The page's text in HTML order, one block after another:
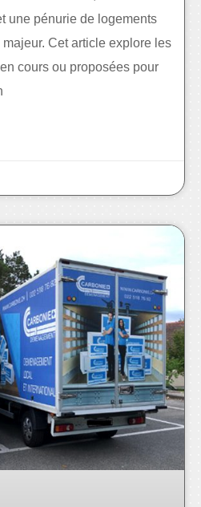
une pénurie de logements
Cet article explore les
cours ou proposées pour